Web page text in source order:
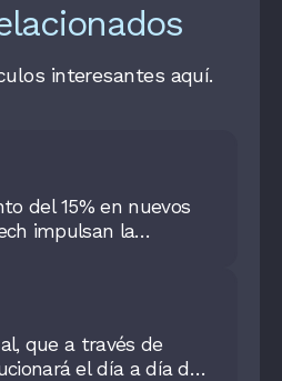
interesantes aquí.
del 15% en nuevos
impulsan la
que a través de
el día a día de